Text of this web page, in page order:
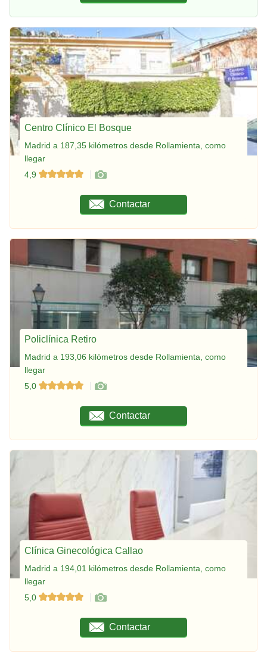
Centro Clínico El Bosque
Madrid a 187,35 kilómetros desde Rollamienta, como
llegar
4,9
Contactar
Policlínica Retiro
Madrid a 193,06 kilómetros desde Rollamienta, como
llegar
5,0
Contactar
Clínica Ginecológica Callao
Madrid a 194,01 kilómetros desde Rollamienta, como
llegar
5,0
Contactar